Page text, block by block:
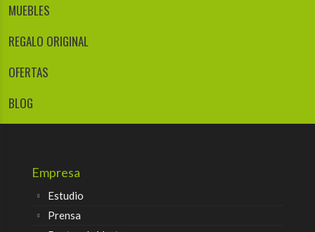
MUEBLES
REGALO ORIGINAL
OFERTAS
BLOG
Empresa
Estudio
Prensa